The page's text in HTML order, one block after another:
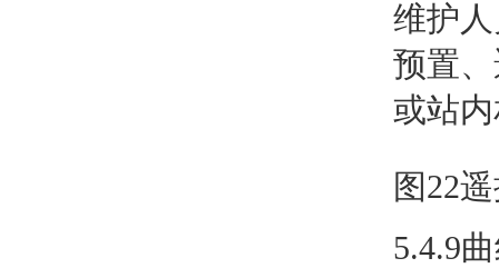
维护
预置
或站
图22
5.4.9